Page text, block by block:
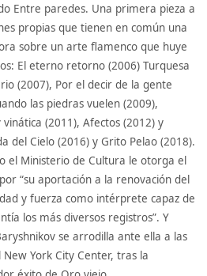
Entre paredes. Una primera pieza a
propias que tienen en común una
sobre un arte flamenco que huye
El eterno retorno (2006) Turquesa
(2007), Por el decir de la gente
las piedras vuelen (2009),
(2011), Afectos (2012) y
del Cielo (2016) y Grito Pelao (2018).
el Ministerio de Cultura le otorga el
“su aportación a la renovación del
y fuerza como intérprete capaz de
los más diversos registros”. Y
se arrodilla ante ella a las
York City Center, tras la